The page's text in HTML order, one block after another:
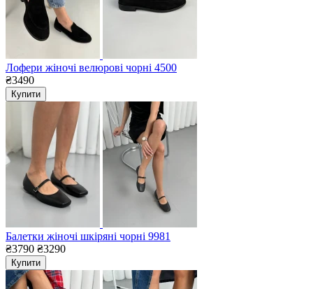
Лофери жіночі велюрові чорні 4500
₴3490
Купити
Балетки жіночі шкіряні чорні 9981
₴3790 ₴3290
Купити